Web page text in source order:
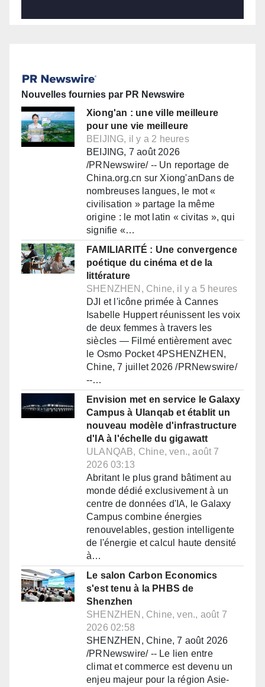
Nouvelles fournies par PR Newswire
Xiong'an : une ville meilleure
pour une vie meilleure
BEIJING, il y a 2 heures
BEIJING, 7 août 2026
/PRNewswire/ -- Un reportage de
China.org.cn sur Xiong'anDans de
nombreuses langues, le mot «
civilisation » partage la même
origine : le mot latin « civitas », qui
signifie «…
FAMILIARITÉ : Une convergence
poétique du cinéma et de la
littérature
SHENZHEN, Chine, il y a 5 heures
DJI et l'icône primée à Cannes
Isabelle Huppert réunissent les voix
de deux femmes à travers les
siècles — Filmé entièrement avec
le Osmo Pocket 4PSHENZHEN,
Chine, 7 juillet 2026 /PRNewswire/
--…
Envision met en service le Galaxy
Campus à Ulanqab et établit un
nouveau modèle d'infrastructure
d'IA à l'échelle du gigawatt
ULANQAB, Chine, ven., août 7
2026 03:13
Abritant le plus grand bâtiment au
monde dédié exclusivement à un
centre de données d'IA, le Galaxy
Campus combine énergies
renouvelables, gestion intelligente
de l'énergie et calcul haute densité
à…
Le salon Carbon Economics
s'est tenu à la PHBS de
Shenzhen
SHENZHEN, Chine, ven., août 7
2026 02:58
SHENZHEN, Chine, 7 août 2026
/PRNewswire/ -- Le lien entre
climat et commerce est devenu un
enjeu majeur pour la région Asie-